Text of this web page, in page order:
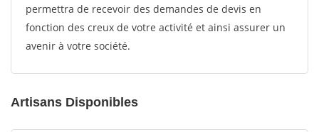
permettra de recevoir des demandes de devis en
fonction des creux de votre activité et ainsi assurer un
avenir à votre société.
Artisans Disponibles